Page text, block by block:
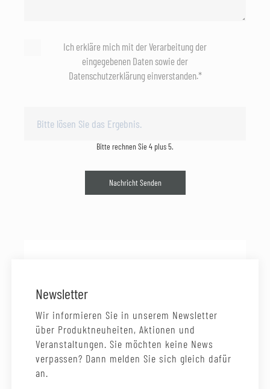
Ich erkläre mich mit der Verarbeitung der
eingegebenen Daten sowie der
Datenschutzerklärung einverstanden.*
Bitte rechnen Sie 4 plus 5.
Nachricht Senden
Newsletter
Wir informieren Sie in unserem Newsletter
über Produktneuheiten, Aktionen und
Veranstaltungen. Sie möchten keine News
verpassen? Dann melden Sie sich gleich dafür
an.